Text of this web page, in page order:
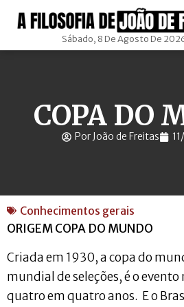
Sábado, 8 De Agosto De
COPA DO
Por João de Freitas
Conhecimentos gerais
ORIGEM COPA DO MUNDO
Criada em 1930, a copa do
mundial de seleções, é o
quatro em quatro anos. E o